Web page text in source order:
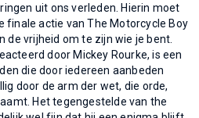
uit ons verleden. Hierin moet
finale actie van The Motorcycle Boy
de vrijheid om te zijn wie je bent.
door Mickey Rourke, is een
die door iedereen aanbeden
door de arm der wet, die orde,
Het tegengestelde van the